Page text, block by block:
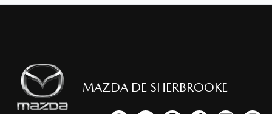
MAZDA DE SHERBROOKE